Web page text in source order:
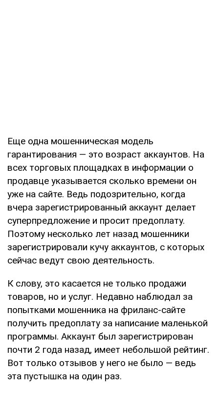
Еще одна мошенническая модель
гарантирования — это возраст аккаунтов. На
всех торговых площадках в информации о
продавце указывается сколько времени он
уже на сайте. Ведь подозрительно, когда
вчера зарегистрированный аккаунт делает
суперпредложение и просит предоплату.
Поэтому несколько лет назад мошенники
зарегистрировали кучу аккаунтов, с которых
сейчас ведут свою деятельность.
К слову, это касается не только продажи
товаров, но и услуг. Недавно наблюдал за
попытками мошенника на фриланс-сайте
получить предоплату за написание маленькой
программы. Аккаунт был зарегистрирован
почти 2 года назад, имеет небольшой рейтинг.
Вот только отзывов у него не было — ведь
эта пустышка на один раз.